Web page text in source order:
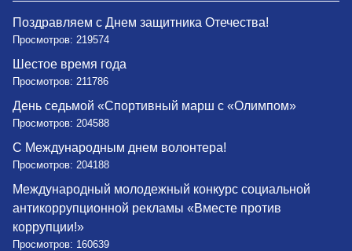
Поздравляем с Днем защитника Отечества!
Просмотров: 219574
Шестое время года
Просмотров: 211786
День седьмой «Спортивный марш с «Олимпом»
Просмотров: 204588
С Международным днем волонтера!
Просмотров: 204188
Международный молодежный конкурс социальной
антикоррупционной рекламы «Вместе против
коррупции!»
Просмотров: 160639